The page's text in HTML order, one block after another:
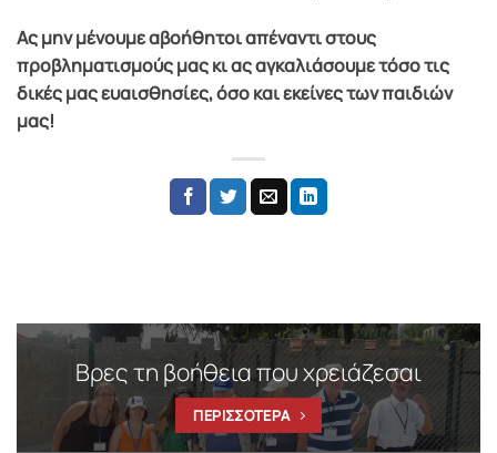
Ας μην μένουμε αβοήθητοι απέναντι στους
προβληματισμούς μας κι ας αγκαλιάσουμε τόσο τις
δικές μας ευαισθησίες, όσο και εκείνες των παιδιών
μας!
Βρες τη βοήθεια που χρειάζεσαι
ΠΕΡΙΣΣΟΤΕΡΑ